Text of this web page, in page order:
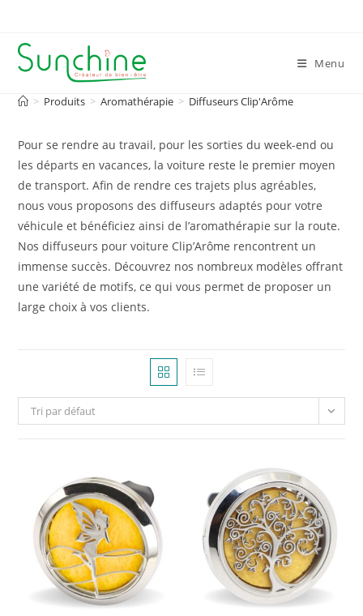
content
Menu
> Produits > Aromathérapie > Diffuseurs Clip'Arôme
Pour se rendre au travail, pour les sorties du week-end ou
les départs en vacances, la voiture reste le premier moyen
de transport. Afin de rendre ces trajets plus agréables,
nous vous proposons des diffuseurs adaptés pour votre
véhicule et bénéficiez ainsi de l’aromathérapie sur la route.
Nos diffuseurs pour voiture Clip’Arôme rencontrent un
immense succès. Découvrez nos nombreux modèles offrant
une variété de motifs, ce qui vous permet de proposer un
large choix à vos clients.
Tri par défaut